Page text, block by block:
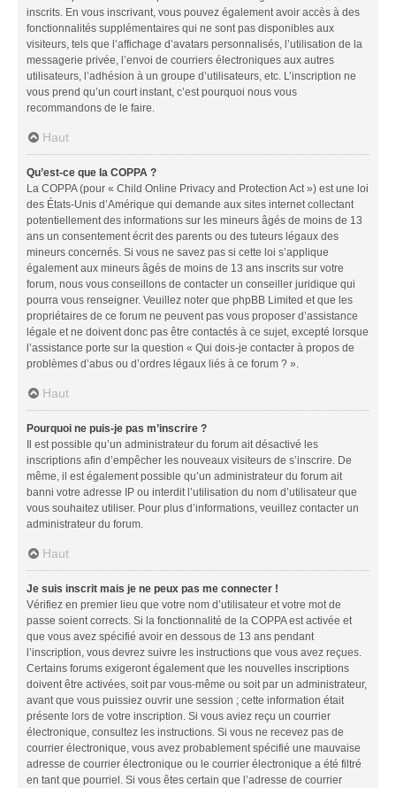
inscrits. En vous inscrivant, vous pouvez également avoir accès à des
fonctionnalités supplémentaires qui ne sont pas disponibles aux
visiteurs, tels que l’affichage d’avatars personnalisés, l’utilisation de la
messagerie privée, l’envoi de courriers électroniques aux autres
utilisateurs, l’adhésion à un groupe d’utilisateurs, etc. L’inscription ne
vous prend qu’un court instant, c’est pourquoi nous vous
recommandons de le faire.
Haut
Qu’est-ce que la COPPA ?
La COPPA (pour « Child Online Privacy and Protection Act ») est une loi
des États-Unis d’Amérique qui demande aux sites internet collectant
potentiellement des informations sur les mineurs âgés de moins de 13
ans un consentement écrit des parents ou des tuteurs légaux des
mineurs concernés. Si vous ne savez pas si cette loi s’applique
également aux mineurs âgés de moins de 13 ans inscrits sur votre
forum, nous vous conseillons de contacter un conseiller juridique qui
pourra vous renseigner. Veuillez noter que phpBB Limited et que les
propriétaires de ce forum ne peuvent pas vous proposer d’assistance
légale et ne doivent donc pas être contactés à ce sujet, excepté lorsque
l’assistance porte sur la question « Qui dois-je contacter à propos de
problèmes d’abus ou d’ordres légaux liés à ce forum ? ».
Haut
Pourquoi ne puis-je pas m’inscrire ?
Il est possible qu’un administrateur du forum ait désactivé les
inscriptions afin d’empêcher les nouveaux visiteurs de s’inscrire. De
même, il est également possible qu’un administrateur du forum ait
banni votre adresse IP ou interdit l’utilisation du nom d’utilisateur que
vous souhaitez utiliser. Pour plus d’informations, veuillez contacter un
administrateur du forum.
Haut
Je suis inscrit mais je ne peux pas me connecter !
Vérifiez en premier lieu que votre nom d’utilisateur et votre mot de
passe soient corrects. Si la fonctionnalité de la COPPA est activée et
que vous avez spécifié avoir en dessous de 13 ans pendant
l’inscription, vous devrez suivre les instructions que vous avez reçues.
Certains forums exigeront également que les nouvelles inscriptions
doivent être activées, soit par vous-même ou soit par un administrateur,
avant que vous puissiez ouvrir une session ; cette information était
présente lors de votre inscription. Si vous aviez reçu un courrier
électronique, consultez les instructions. Si vous ne recevez pas de
courrier électronique, vous avez probablement spécifié une mauvaise
adresse de courrier électronique ou le courrier électronique a été filtré
en tant que pourriel. Si vous êtes certain que l’adresse de courrier